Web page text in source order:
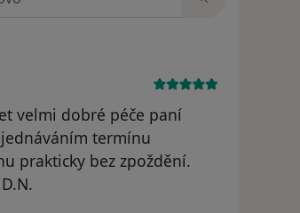
velmi dobré péče paní
termínu
prakticky bez zpoždění.